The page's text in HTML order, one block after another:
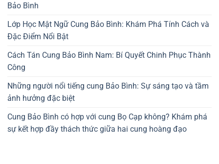
Bảo Bình
Lớp Học Mật Ngữ Cung Bảo Bình: Khám Phá Tính Cách và
Đặc Điểm Nổi Bật
Cách Tán Cung Bảo Bình Nam: Bí Quyết Chinh Phục Thành
Công
Những người nổi tiếng cung Bảo Bình: Sự sáng tạo và tầm
ảnh hưởng đặc biệt
Cung Bảo Bình có hợp với cung Bọ Cạp không? Khám phá
sự kết hợp đầy thách thức giữa hai cung hoàng đạo